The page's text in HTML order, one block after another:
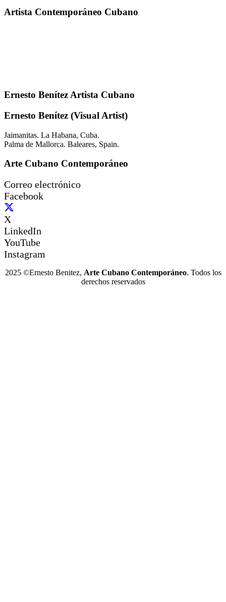
Artista Contemporáneo Cubano
Ernesto Benítez Artista Cubano
Ernesto Benítez (Visual Artist)
Jaimanitas. La Habana, Cuba.
Palma de Mallorca. Baleares, Spain.
Arte Cubano Contemporáneo
Correo electrónico
Facebook
X
LinkedIn
YouTube
Instagram
2025 ©Ernesto Benitez, Arte Cubano Contemporáneo. Todos los
derechos reservados